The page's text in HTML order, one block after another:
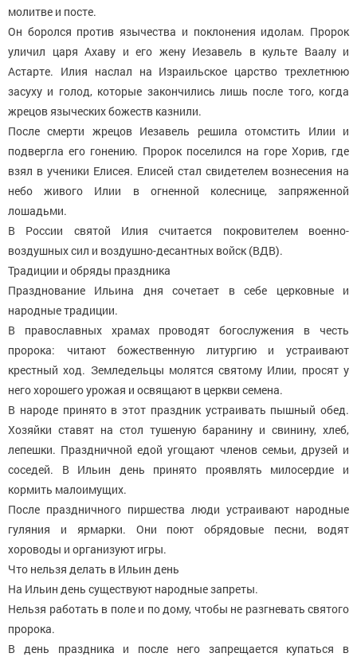
молитве и посте.
Он боролся против язычества и поклонения идолам. Пророк
уличил царя Ахаву и его жену Иезавель в культе Ваалу и
Астарте. Илия наслал на Израильское царство трехлетнюю
засуху и голод, которые закончились лишь после того, когда
жрецов языческих божеств казнили.
После смерти жрецов Иезавель решила отомстить Илии и
подвергла его гонению. Пророк поселился на горе Хорив, где
взял в ученики Елисея. Елисей стал свидетелем вознесения на
небо живого Илии в огненной колеснице, запряженной
лошадьми.
В России святой Илия считается покровителем военно-
воздушных сил и воздушно-десантных войск (ВДВ).
Традиции и обряды праздника
Празднование Ильина дня сочетает в себе церковные и
народные традиции.
В православных храмах проводят богослужения в честь
пророка: читают божественную литургию и устраивают
крестный ход. Земледельцы молятся святому Илии, просят у
него хорошего урожая и освящают в церкви семена.
В народе принято в этот праздник устраивать пышный обед.
Хозяйки ставят на стол тушеную баранину и свинину, хлеб,
лепешки. Праздничной едой угощают членов семьи, друзей и
соседей. В Ильин день принято проявлять милосердие и
кормить малоимущих.
После праздничного пиршества люди устраивают народные
гуляния и ярмарки. Они поют обрядовые песни, водят
хороводы и организуют игры.
Что нельзя делать в Ильин день
На Ильин день существуют народные запреты.
Нельзя работать в поле и по дому, чтобы не разгневать святого
пророка.
В день праздника и после него запрещается купаться в